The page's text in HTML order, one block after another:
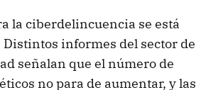
la ciberdelincuencia se está
informes del sector de
señalan que el número de
no para de aumentar, y las